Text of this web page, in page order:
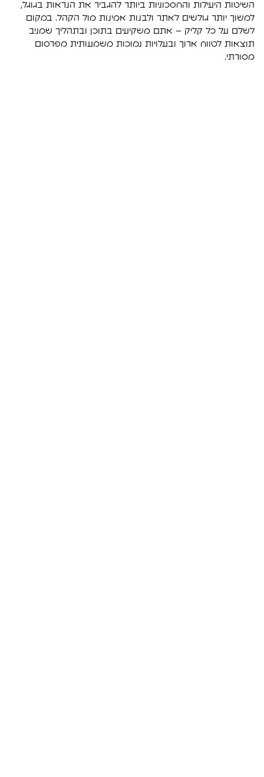
השיטות היעילות והחסכוניות ביותר להגביר את הנראות בגוגל,
למשוך יותר גולשים לאתר ולבנות אמינות מול הקהל. במקום
לשלם על כל קליק – אתם משקיעים בתוכן ובתהליך שמניב
תוצאות לטווח ארוך ובעלויות נמוכות משמעותית מפרסום
מסורתי.